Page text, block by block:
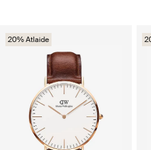
20% Atlaide